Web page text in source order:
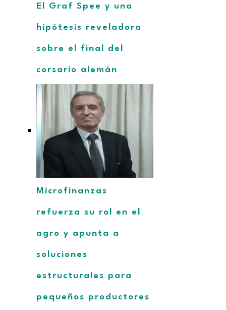
El Graf Spee y una
hipótesis reveladora
sobre el final del
corsario alemán
Microfinanzas
refuerza su rol en el
agro y apunta a
soluciones
estructurales para
pequeños productores